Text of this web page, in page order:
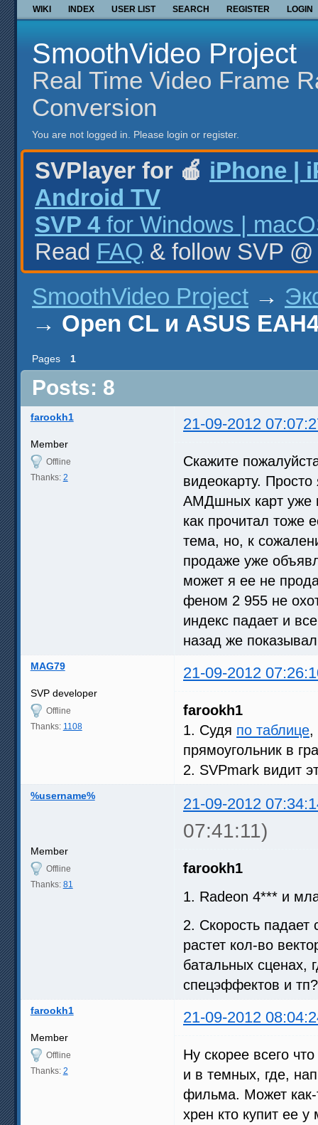
WIKI INDEX USER LIST SEARCH REGISTER LOGIN
SmoothVideo Project
Real Time Video Frame
Conversion
You are not logged in. Please login or register.
SVPlayer for 🍎 iPhone |
Android TV
SVP 4 for Windows |
Read FAQ & follow SVP
SmoothVideo Project →
→ Open CL и ASUS
Pages 1
Posts: 8
farookh1 21-09-2012
Member
Offline
Thanks: 2
Скажите
видеокарту.
АМДшных карт уже
как прочитал тоже
тема, но, к
продаже уже
может я ее не
феном 2 955 не
индекс падает и
назад же
MAG79 21-09-2012
SVP developer
Offline
Thanks: 1108
farookh1
1. Судя по таблице,
прямоугольник в
2. SVPmark видит
%username% 21-09-2012
07:41:11)
Member
Offline
Thanks: 81
farookh1
1. Radeon 4*** и
2. Скорость падает
растет кол-во
батальных сценах,
спецэффектов и тп?
farookh1 21-09-2012
Member
Offline
Thanks: 2
Ну скорее всего
и в темных, где,
фильма. Может как-
хрен кто купит ее